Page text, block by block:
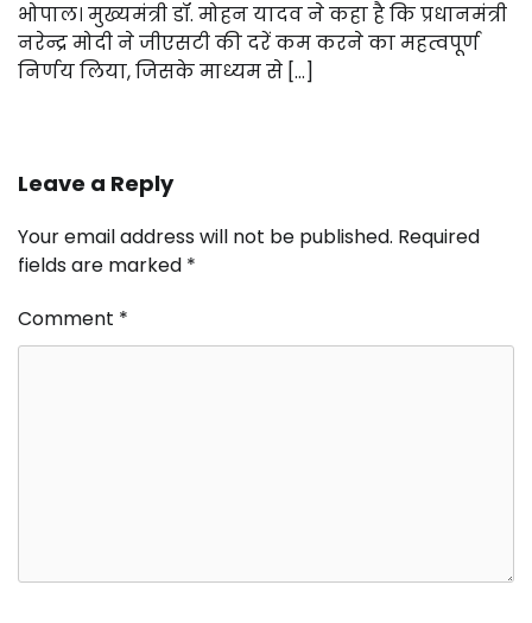
भोपाल। मुख्यमंत्री डॉ. मोहन यादव ने कहा है कि प्रधानमंत्री
नरेन्द्र मोदी ने जीएसटी की दरें कम करने का महत्वपूर्ण
निर्णय लिया, जिसके माध्यम से […]
Leave a Reply
Your email address will not be published. Required
fields are marked *
Comment *